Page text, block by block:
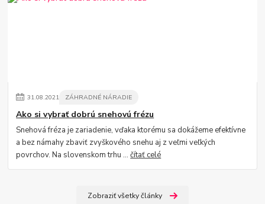
31.08.2021 ZÁHRADNÉ NÁRADIE
Ako si vybrať dobrú snehovú frézu
Snehová fréza je zariadenie, vďaka ktorému sa dokážeme efektívne
a bez námahy zbaviť zvyškového snehu aj z veľmi veľkých
povrchov. Na slovenskom trhu ...čítať celé
Zobraziť všetky články